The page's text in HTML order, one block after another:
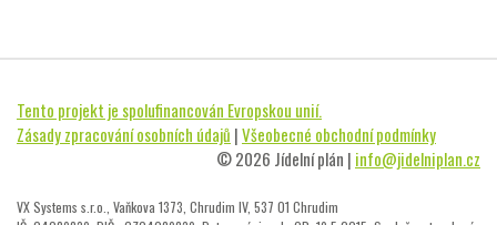
Tento projekt je spolufinancován Evropskou unií.
Zásady zpracování osobních údajů |Všeobecné obchodní podmínky
© 2026 Jídelní plán | info@jidelniplan.cz
VX Systems s.r.o., Vaňkova 1373, Chrudim IV, 537 01 Chrudim